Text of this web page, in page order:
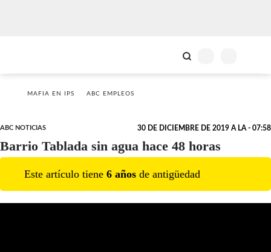
MAFIA EN IPS ABC EMPLEOS
ABC NOTICIAS 30 DE DICIEMBRE DE 2019 A LA - 07:58
Barrio Tablada sin agua hace 48 horas
Este artículo tiene 6 años de antigüedad